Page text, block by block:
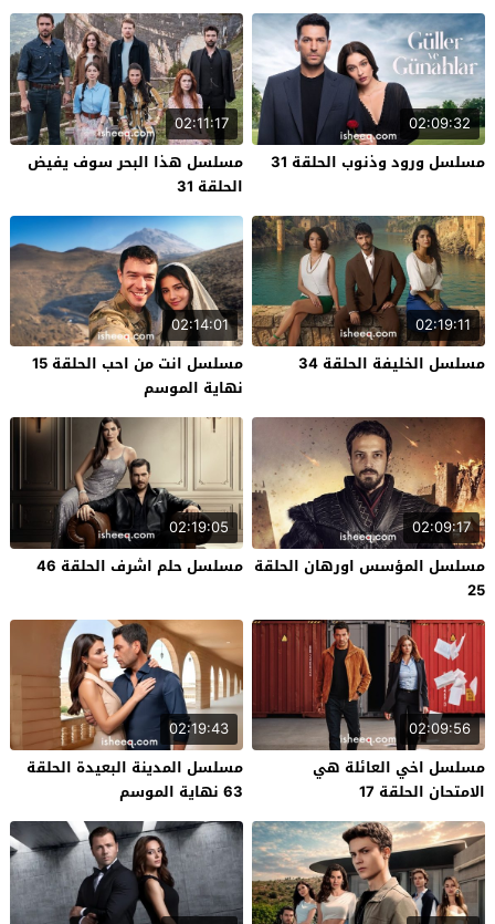
02:09:32
مسلسل ورود وذنوب الحلقة 31
02:11:17
مسلسل هذا البحر سوف يفيض
الحلقة 31
02:19:11
مسلسل الخليفة الحلقة 34
02:14:01
مسلسل انت من احب الحلقة 15
نهاية الموسم
02:09:17
مسلسل المؤسس اورهان الحلقة
25
02:19:05
مسلسل حلم اشرف الحلقة 46
02:09:56
مسلسل اخي العائلة هي
الامتحان الحلقة 17
02:19:43
مسلسل المدينة البعيدة الحلقة
63 نهاية الموسم